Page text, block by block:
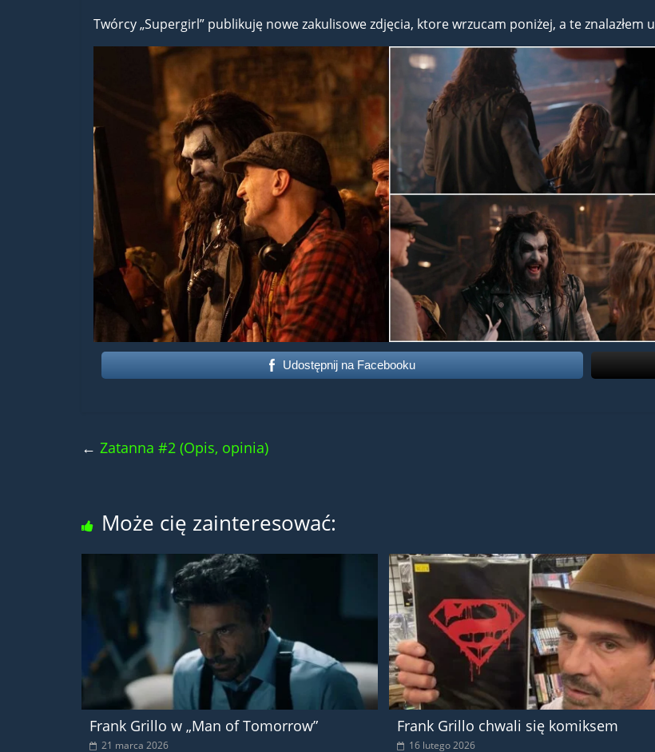
Twórcy „Supergirl” publikuję nowe zakulisowe zdjęcia, ktore wrzucam poniżej, a te znalazłem u
Udostępnij na Facebooku
← Zatanna #2 (Opis, opinia)
Może cię zainteresować:
Frank Grillo w „Man of Tomorrow”
21 marca 2026
Frank Grillo chwali się komiksem
16 lutego 2026